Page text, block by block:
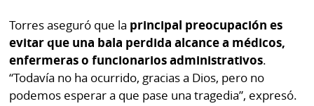
Torres aseguró que la principal preocupación es
evitar que una bala perdida alcance a médicos,
enfermeras o funcionarios administrativos.
“Todavía no ha ocurrido, gracias a Dios, pero no
podemos esperar a que pase una tragedia”, expresó.